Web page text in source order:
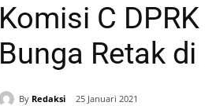
Komisi C
Bunga Retak
By Redaksi 25 Januari 2021